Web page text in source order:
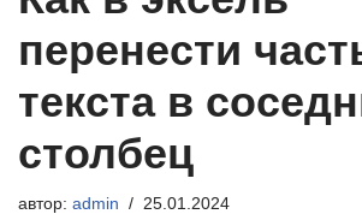
перенести
текста в
столбец
автор: admin 25.01.2024